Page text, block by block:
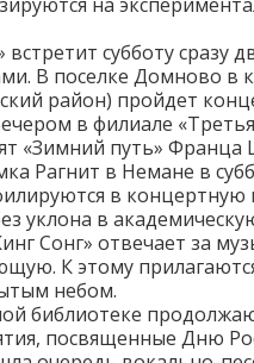
встретит субботу сразу
В поселке Домново в
район) пройдет
в филиале
«Зимний путь» Франца
Рагнит в Немане в
в концертную
уклона в
Сонг» отвечает за
К этому
небом.
библиотеке
посвященные Дню